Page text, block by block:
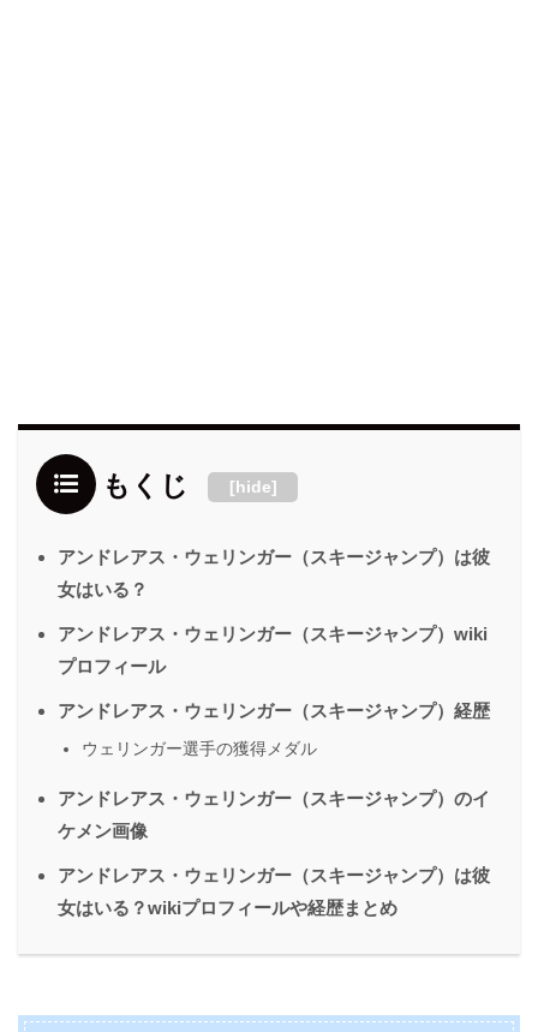
もくじ [hide]
アンドレアス・ウェリンガー（スキージャンプ）は彼
女はいる？
アンドレアス・ウェリンガー（スキージャンプ）wiki
プロフィール
アンドレアス・ウェリンガー（スキージャンプ）経歴
ウェリンガー選手の獲得メダル
アンドレアス・ウェリンガー（スキージャンプ）のイ
ケメン画像
アンドレアス・ウェリンガー（スキージャンプ）は彼
女はいる？wikiプロフィールや経歴まとめ